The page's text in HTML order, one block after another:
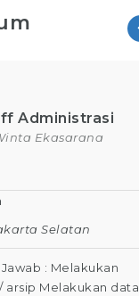
Administrasi
Ekasarana
Selatan
: Melakukan
arsip Melakukan data